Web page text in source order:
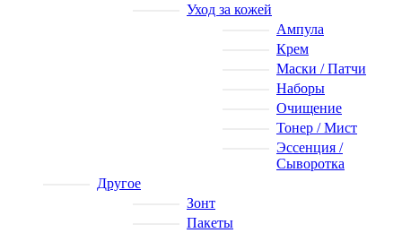
Уход за кожей
Ампула
Крем
Маски / Патчи
Наборы
Очищение
Тонер / Мист
Эссенция /
Сыворотка
Другое
Зонт
Пакеты